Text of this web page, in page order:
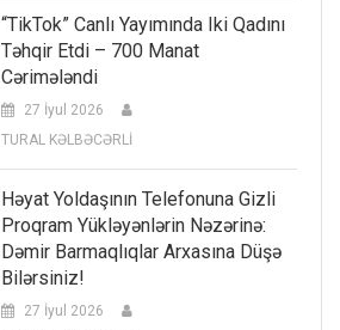
“TikTok” Canlı Yayımında Iki Qadını
Təhqir Etdi – 700 Manat
Cərimələndi
27 İyul 2026
TURAL KƏLBƏCƏRLİ
Həyat Yoldaşının Telefonuna Gizli
Proqram Yükləyənlərin Nəzərinə:
Dəmir Barmaqlıqlar Arxasına Düşə
Bilərsiniz!
27 İyul 2026